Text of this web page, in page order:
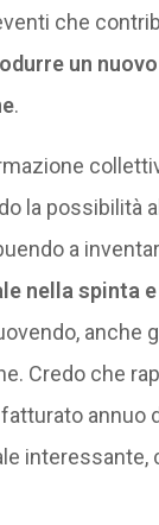
che
un
.
la possibilità
a
nella spinta
anche
Credo che
annuo